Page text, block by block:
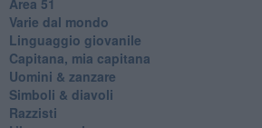
Varie dal mondo
​Linguaggio giovanile
​Capitana, mia capitana
Uomini & zanzare
​Simboli & diavoli
Razzisti